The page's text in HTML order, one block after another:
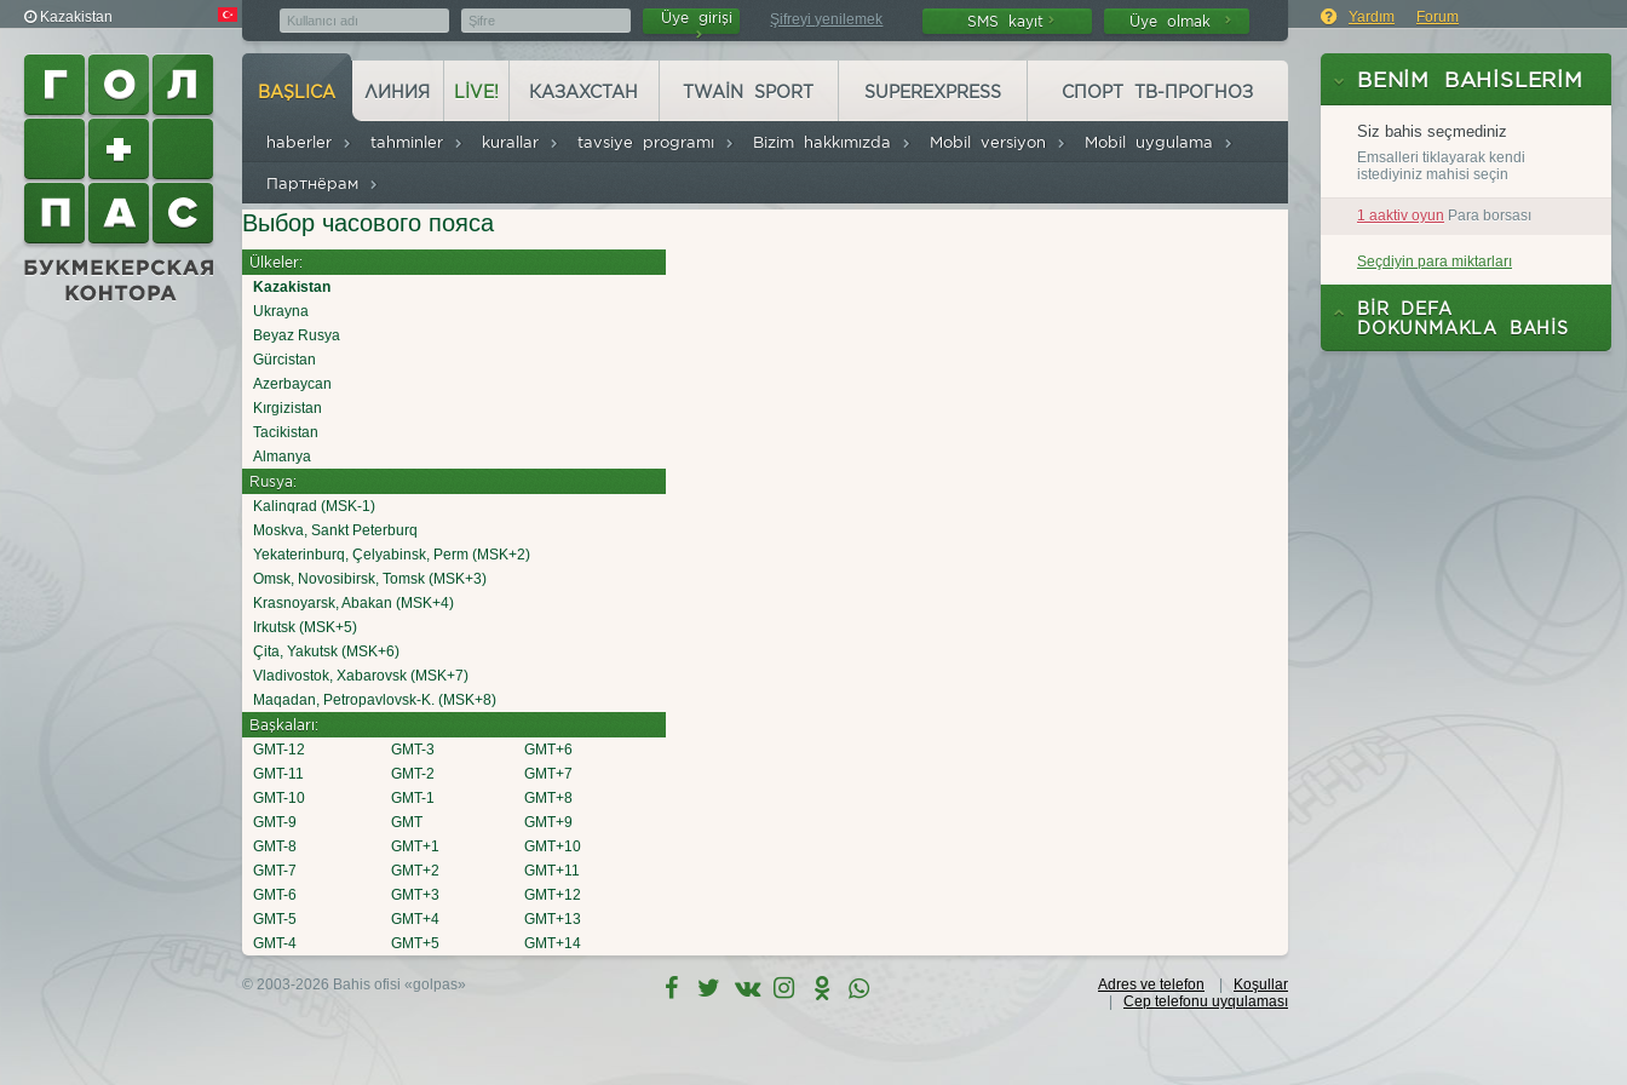
Kazakistan Yardım Forum
Şifreyi yenilemek SMS kayıt Üye olmak
BAŞLICA
haberler tahminler kurallar tavsiye programı Bizim hakkımızda Mobil versiyon Mobil uygulama
Партнёрам
ЛИНИЯ LIVE! КАЗАХСТАН TWAIN SPORT SUPEREXPRESS СПОРТ ТВ-ПРОГНОЗ
Выбор часового пояса
Ülkeler:
Kazakistan
Ukrayna
Beyaz Rusya
Gürcistan
Azerbaycan
Kırgizistan
Tacikistan
Almanya
Rusya:
Kalinqrad (MSK-1)
Moskva, Sankt Peterburq
Yekaterinburq, Çelyabinsk, Perm (MSK+2)
Omsk, Novosibirsk, Tomsk (MSK+3)
Krasnoyarsk, Abakan (MSK+4)
Irkutsk (MSK+5)
Çita, Yakutsk (MSK+6)
Vladivostok, Xabarovsk (MSK+7)
Maqadan, Petropavlovsk-K. (MSK+8)
Başkaları:
GMT-12
GMT-11
GMT-10
GMT-9
GMT-8
GMT-7
GMT-6
GMT-5
GMT-4
GMT-3
GMT-2
GMT-1
GMT
GMT+1
GMT+2
GMT+3
GMT+4
GMT+5
GMT+6
GMT+7
GMT+8
GMT+9
GMT+10
GMT+11
GMT+12
GMT+13
GMT+14
© 2003-2026 Bahis ofisi «golpas» Adres ve telefon
Koşullar
Cep telefonu uyqulaması